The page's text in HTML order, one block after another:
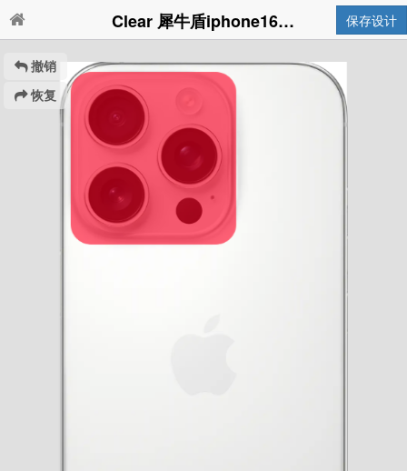
Clear 犀牛盾iphone16 pro 保存设计
撤销
恢复